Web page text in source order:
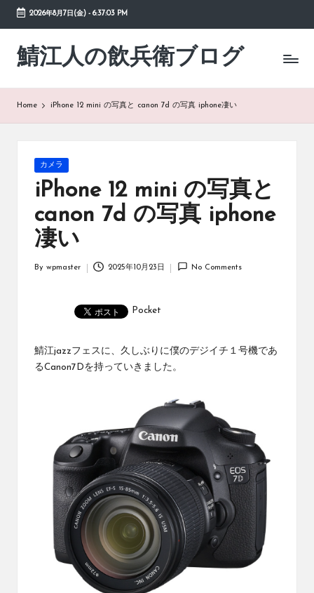
Skip
content
2026年8月7日(金)- 6:37:04 PM
鯖江人の飲兵衛ブログ
日々
の
Home iPhone 12 mini の写真と canon 7d の写真 iphone凄い
Posted
カメラ
iPhone 12 mini の写真と
canon 7d の写真 iphone
凄い
By wpmaster 2025年10月23日 No Comments
Pocket
鯖江jazzフェスに、久しぶりに僕のデジイチ１号機であ
るCanon7Dを持っていきました。